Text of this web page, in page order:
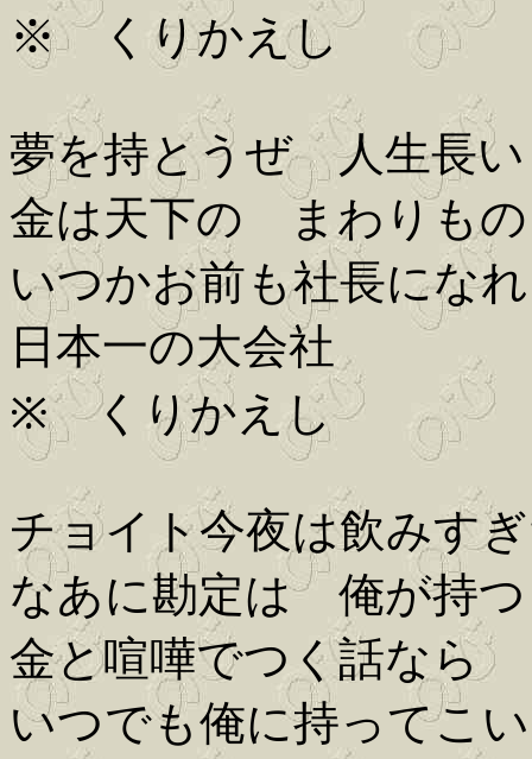
※ くりかえし
夢を持とうぜ 人生長い
金は天下の まわりもの
いつかお前も社長にな
日本一の大会社
※ くりかえし
チョイト今夜は飲みす
なあに勘定は 俺が持つ
金と喧嘩でつく話なら
いつでも俺に持ってこい